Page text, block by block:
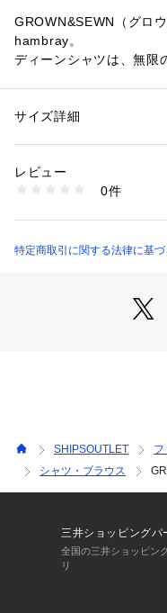
GROWN&SEWN（グロ
hambray。
ディーンシャツは、無限
のシャンブレーシャツは
に優れた生地を生産して
シャンブレー生地は、使
35年以上アメリカンクラ
ます。縫製後、シャツは
設に送られ、そこで酵素
大きな影響をもたらした
ィレクターの経歴を持
グロウン＆ソーンのコレ
すべてアメリカ製にこだ
性別：メンズ
素材：綿100%
商品番号：
111135478 （ショップ）
サイズ詳細
レビュー
0件
特定商取引に関する法律に基づ
SHIPSOUTLET フ
シャツ・ブラウス
三井ショッピングパ
全国の三井ショッピン
リ